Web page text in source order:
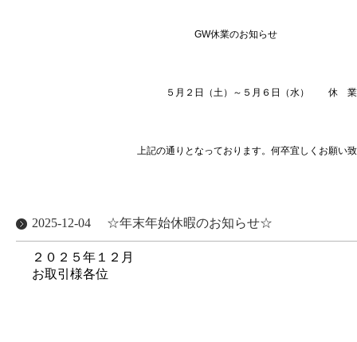
GW休業のお知らせ
５月２日（土）～５月６日（水） 休 業
上記の通りとなっております。何卒宜しくお願い致
2025-12-04 ☆年末年始休暇のお知らせ☆
２０２５年１２月
お取引様各位